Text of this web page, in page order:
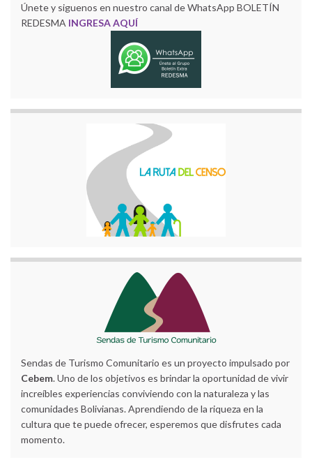
Únete y siguenos en nuestro canal de WhatsApp BOLETÍN
REDESMA INGRESA AQUÍ
Sendas de Turismo Comunitario es un proyecto impulsado por
Cebem. Uno de los objetivos es brindar la oportunidad de vivir
increíbles experiencias conviviendo con la naturaleza y las
comunidades Bolivianas. Aprendiendo de la riqueza en la
cultura que te puede ofrecer, esperemos que disfrutes cada
momento.